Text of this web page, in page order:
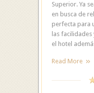
Superior. Ya
en busca de
perfecta para
las
el hotel
Read More